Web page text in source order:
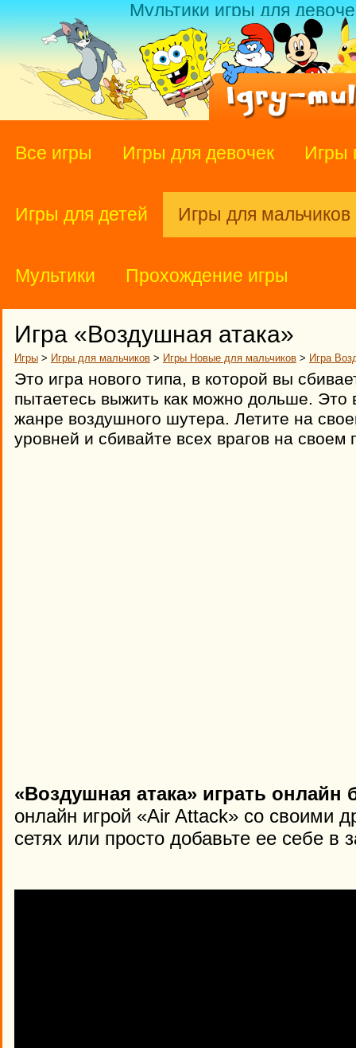
Мультики игры для
Все игры Игры для девочек Игры
Игры для детей Игры для мальчиков
Мультики Прохождение игры
Игра «Воздушная атака»
Игры > Игры для мальчиков > Игры Новые для мальчиков > Игра
Это игра нового типа, в которой вы
пытаетесь выжить как можно дольше. Это
жанре воздушного шутера. Летите на
уровней и сбивайте всех врагов на своем
«Воздушная атака» играть онлайн
онлайн игрой «Air Attack» со своими
сетях или просто добавьте ее себе в